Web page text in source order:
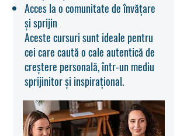
Acces la o comunitate de învățare
și sprijin
Aceste cursuri sunt ideale pentru
cei care caută o cale autentică de
creștere personală, într-un mediu
sprijinitor și inspirațional.